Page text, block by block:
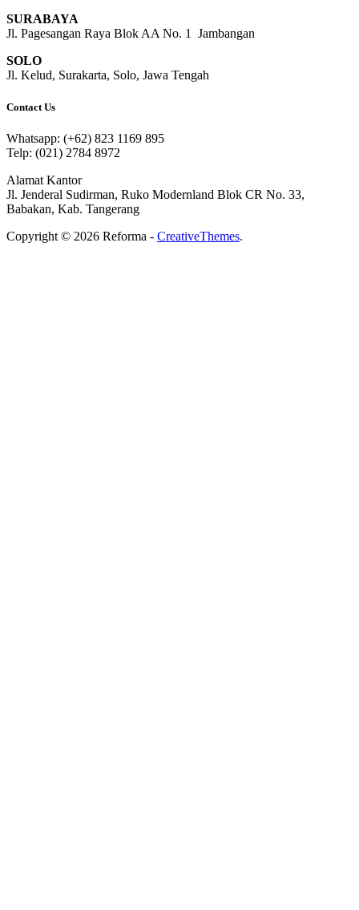
SURABAYA
Jl. Pagesangan Raya Blok AA No. 1 Jambangan
SOLO
Jl. Kelud, Surakarta, Solo, Jawa Tengah
Contact Us
Whatsapp: (+62) 823 1169 895
Telp: (021) 2784 8972
Alamat Kantor
Jl. Jenderal Sudirman, Ruko Modernland Blok CR No. 33,
Babakan, Kab. Tangerang
Copyright © 2026 Reforma - CreativeThemes.